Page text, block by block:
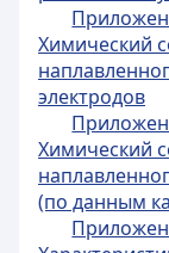
Химический
электродов
Химический
(по данным